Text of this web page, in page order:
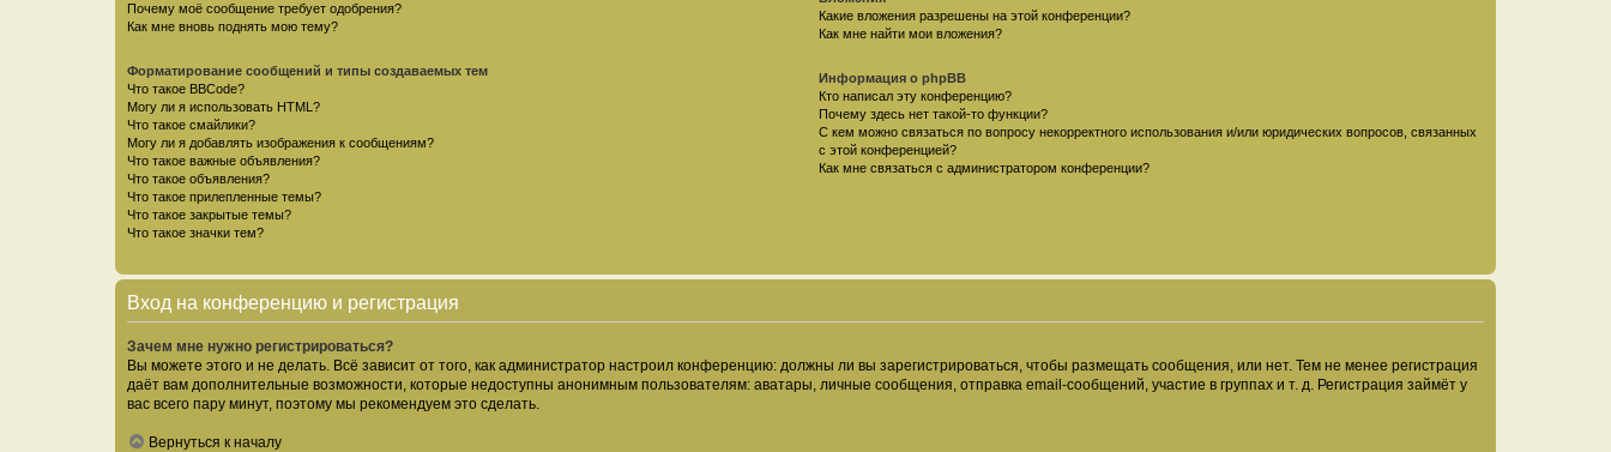
Почему моё сообщение требует одобрения?
Как мне вновь поднять мою тему?
Форматирование сообщений и типы создаваемых тем
Что такое BBCode?
Могу ли я использовать HTML?
Что такое смайлики?
Могу ли я добавлять изображения к сообщениям?
Что такое важные объявления?
Что такое объявления?
Что такое прилепленные темы?
Что такое закрытые темы?
Что такое значки тем?
Какие вложения разрешены на этой конференции?
Как мне найти мои вложения?
Информация о phpBB
Кто написал эту конференцию?
Почему здесь нет такой-то функции?
С кем можно связаться по вопросу некорректного использования и/или юридических вопросов, связанных
с этой конференцией?
Как мне связаться с администратором конференции?
Вход на конференцию и регистрация
Зачем мне нужно регистрироваться?
Вы можете этого и не делать. Всё зависит от того, как администратор настроил конференцию: должны ли вы зарегистрироваться, чтобы размещать сообщения, или нет. Тем не менее регистрация
даёт вам дополнительные возможности, которые недоступны анонимным пользователям: аватары, личные сообщения, отправка email-сообщений, участие в группах и т. д. Регистрация займёт у
вас всего пару минут, поэтому мы рекомендуем это сделать.
Вернуться к началу